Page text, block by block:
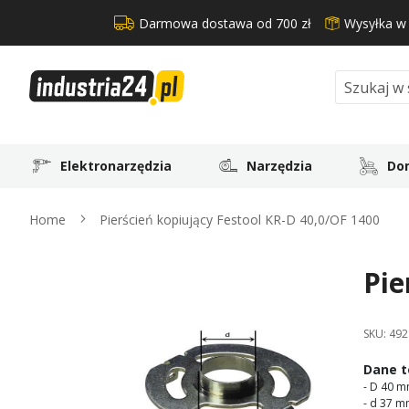
Darmowa dostawa od 700 zł Wysyłka
Search
Elektronarzędzia Narzędzia
Home Pierścień kopiujący Festool KR-D 40,0/OF 1400
images
SKU:
Dane
- D 40
- d 37